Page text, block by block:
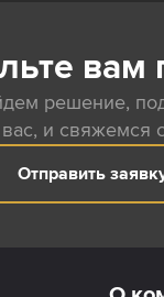
вам
решение,
и свяжемся
Отправить